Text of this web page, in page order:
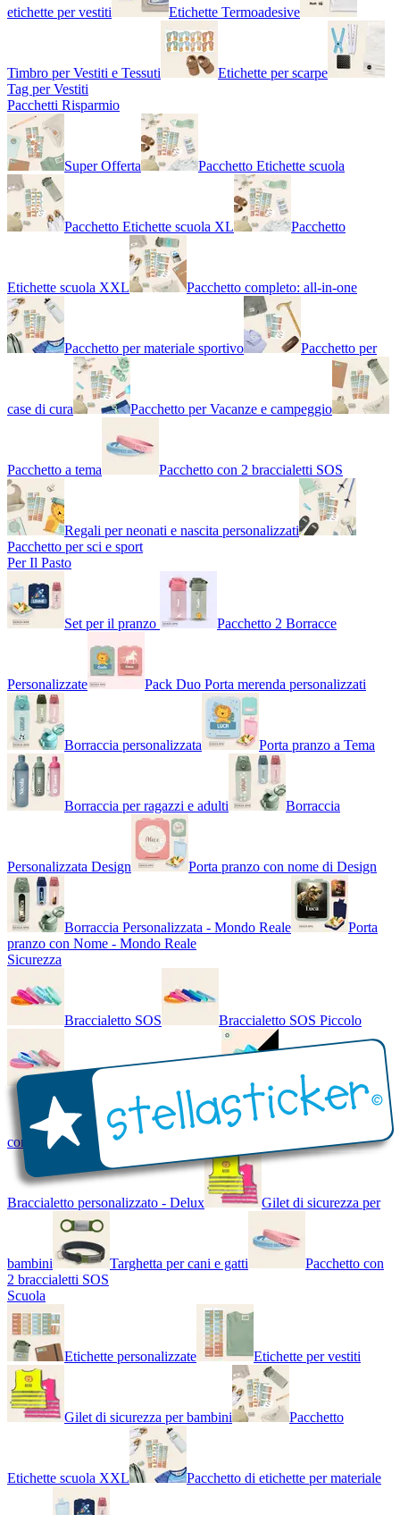
etichette per vestiti Etichette Termoadesive
Timbro per Vestiti e Tessuti
Etichette per scarpe
Tag per Vestiti
Pacchetti Risparmio
Super Offerta Pacchetto Etichette scuola
Pacchetto Etichette scuola XL Pacchetto
Etichette scuola XXL Pacchetto completo: all-in-one
Pacchetto per materiale sportivo Pacchetto per
case di cura Pacchetto per Vacanze e campeggio
Pacchetto a tema Pacchetto con 2 braccialetti SOS
Regali per neonati e nascita personalizzati
Pacchetto per sci e sport
Per Il Pasto
Set per il pranzo Pacchetto 2 Borracce
Personalizzate Pack Duo Porta merenda personalizzati
Borraccia personalizzata Porta pranzo a Tema
Borraccia per ragazzi e adulti Borraccia
Personalizzata Design Porta pranzo con nome di Design
Borraccia Personalizzata - Mondo Reale
Porta
pranzo con Nome - Mondo Reale
Sicurezza
Braccialetto SOS Braccialetto SOS Piccolo
Braccialetto SOS - Bicolore Braccialetto SOS
con Nome - Luminoso
Braccialetto personalizzato - Delux Gilet di sicurezza per
bambini Targhetta per cani e gatti
Pacchetto con
2 braccialetti SOS
Scuola
Etichette personalizzate Etichette per vestiti
Gilet di sicurezza per bambini Pacchetto
Etichette scuola XXL Pacchetto di etichette per materiale